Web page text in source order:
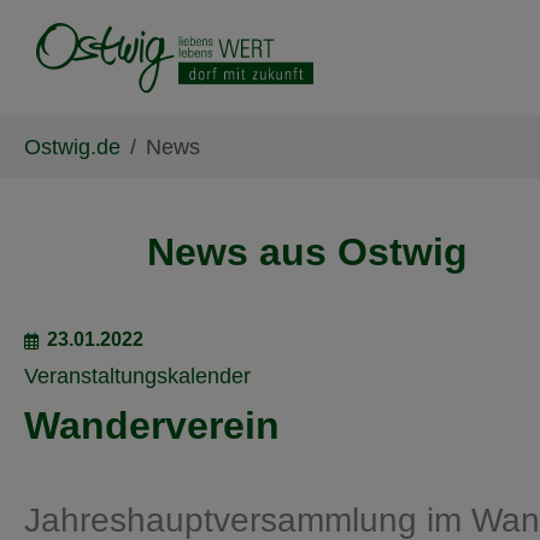
Ostwig.de News
News aus Ostwig
23.01.2022
Veranstaltungskalender
Wanderverein
Jahreshauptversammlung im